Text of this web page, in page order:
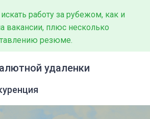
работу за рубежом, как и
вакансии, плюс несколько
резюме.
удаленки